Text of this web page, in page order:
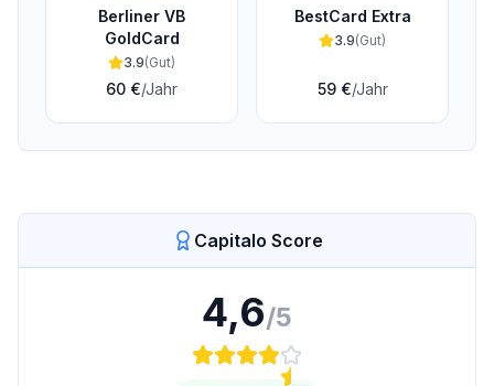
Berliner VB
GoldCard
3.9(Gut)
60 €/Jahr
BestCard Extra
3.9(Gut)
59 €/Jahr
Capitalo Score
4,6/5